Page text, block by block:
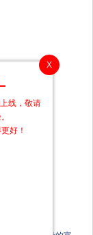
X
线，敬请
好！